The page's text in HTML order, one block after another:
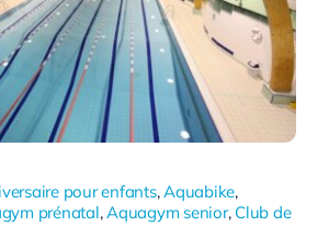
pour enfants,Aquabike,
prénatal,Aquagym senior, Club de